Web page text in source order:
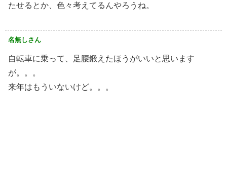
たせるとか、色々考えてるんやろうね。
名無しさん
自転車に乗って、足腰鍛えたほうがいいと思います
が。。。
来年はもういないけど。。。